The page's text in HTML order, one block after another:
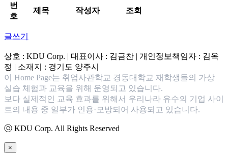
번
호
제목 작성자 조회
글쓰기
상호 : KDU Corp. | 대표이사 : 김금찬 | 개인정보책임자 : 김옥
정 | 소재지 : 경기도 양주시
이 Home Page는 취업사관학교 경동대학교 재학생들의 가상
실습 체험과 교육을 위해 운영되고 있습니다.
보다 실제적인 교육 효과를 위해서 우리나라 유수의 기업 사이
트의 내용 중 일부가 인용·모방되어 사용되고 있습니다.
ⓒ KDU Corp. All Rights Reserved
×